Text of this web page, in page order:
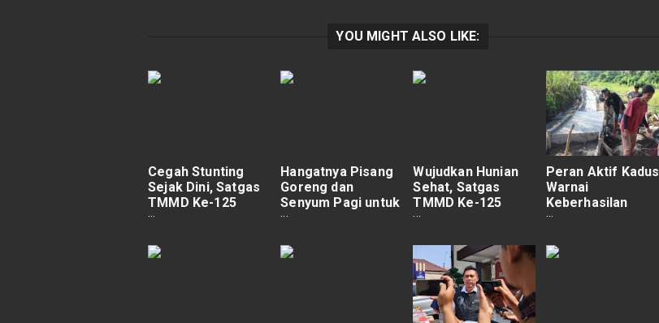
YOU MIGHT ALSO LIKE:
Cegah Stunting
Sejak Dini, Satgas
TMMD Ke-125
Wiltas Kodim
Sosialisasi
Hangatnya Pisang
Goreng dan
Senyum Pagi untuk
Satgas TMMD Ke-
Katolik Tanjung
Wujudkan Hunian
Sehat, Satgas
TMMD Ke-125
Kodim
Bangun MCK untuk
Warga.
Peran Aktif Kadus
Warnai
Keberhasilan
Pembangunan
Desa Batuan